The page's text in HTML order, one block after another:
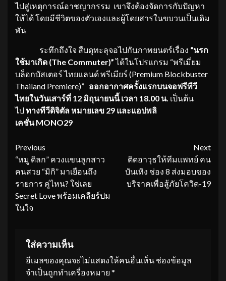
ไปสู่เหตุการณ์อาชญากรรม เขาจึงต้องจัดการกับปัญหา
ให้ได้ โดยมีชีวิตของตัวเองและผู้โดยสารในขบวนเป็นเดิม
พัน
ระทึกถึงใจ สืบดุทะลุจอไปกับภาพยนตร์เรื่อง “นรก
ใช้มาเกิด (The Commuter)”ได้ในโปรแกรม “พรีเมี่ยม
บล็อกบัสเตอร์ ไทยแลนด์ พรีเมียร์ (Premium Blockbuster
Thailand Premiere)” ออกอากาศครั้งแรกบนจอฟรีทีวี
ไทยในวันเสาร์ที่ 12 มิถุนายนนี้ เวลา 18.00 น. เป็นต้น
ไปทางทีวีดิจิตัล หมายเลข 29 และแอปพลิ
เคชั่น MONO29
Continue
Reading
Previous
“หมู ดิลก” ควงแขนลูกสาว
คนสวย “มิกิ” มาเยือนถึง
รายการ คู่ไหน? ใช่เลย
Secret Love พร้อมเคลียร์ปม
ในใจ
Next
ติดอาวุธให้ทีมแพทย์ คน
บันเทิง ช่อง 8 ส่งมอบของ
บริจาคเพื่อสู้ภัยโควิด-19
ใส่ความเห็น
อีเมลของคุณจะไม่แสดงให้คนอื่นเห็น ช่องข้อมูล
จำเป็นถูกทำเครื่องหมาย *